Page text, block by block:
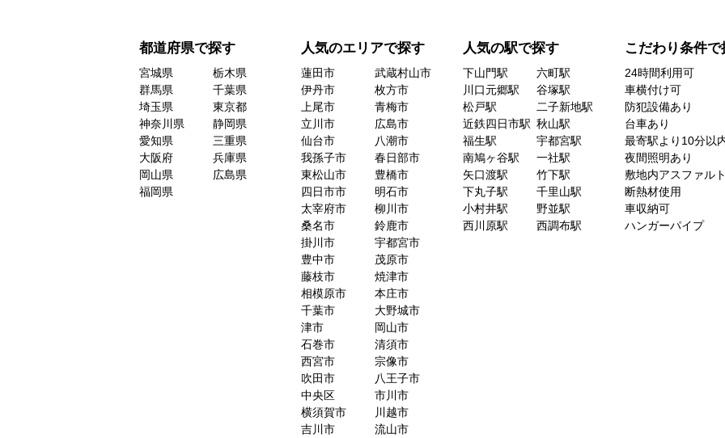
都道府県で探す
宮城県
栃木県
群馬県
千葉県
埼玉県
東京都
神奈川県
静岡県
愛知県
三重県
大阪府
兵庫県
岡山県
広島県
福岡県
人気のエリアで探す
蓮田市
武蔵村山市
伊丹市
枚方市
上尾市
青梅市
立川市
広島市
仙台市
八潮市
我孫子市
春日部市
東松山市
豊橋市
四日市市
明石市
太宰府市
柳川市
桑名市
鈴鹿市
掛川市
宇都宮市
豊中市
茂原市
藤枝市
焼津市
相模原市
本庄市
千葉市
大野城市
津市
岡山市
石巻市
清須市
西宮市
宗像市
吹田市
八王子市
中央区
市川市
横須賀市
川越市
吉川市
流山市
人気の駅で探す
下山門駅
六町駅
川口元郷駅
谷塚駅
松戸駅
二子新地駅
近鉄四日市駅 秋山駅
福生駅
宇都宮駅
南鳩ヶ谷駅
一社駅
矢口渡駅
竹下駅
下丸子駅
千里山駅
小村井駅
野並駅
西川原駅
西調布駅
こだわり条件で
24時間利用可
車横付け可
防犯設備あり
台車あり
最寄駅より10分以
夜間照明あり
敷地内アスファル
断熱材使用
車収納可
ハンガーパイプ